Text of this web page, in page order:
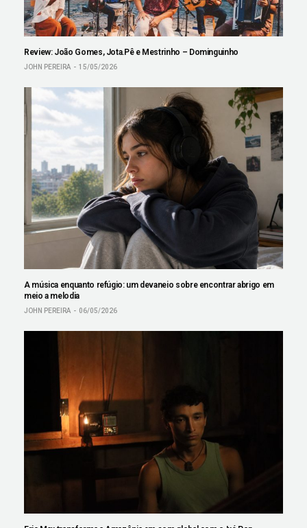
Review: João Gomes, Jota.Pê e Mestrinho – Dominguinho
JOHN PEREIRA 15/05/2026
A música enquanto refúgio: um devaneio sobre encontrar abrigo em
meio a melodia
JOHN PEREIRA 06/05/2026